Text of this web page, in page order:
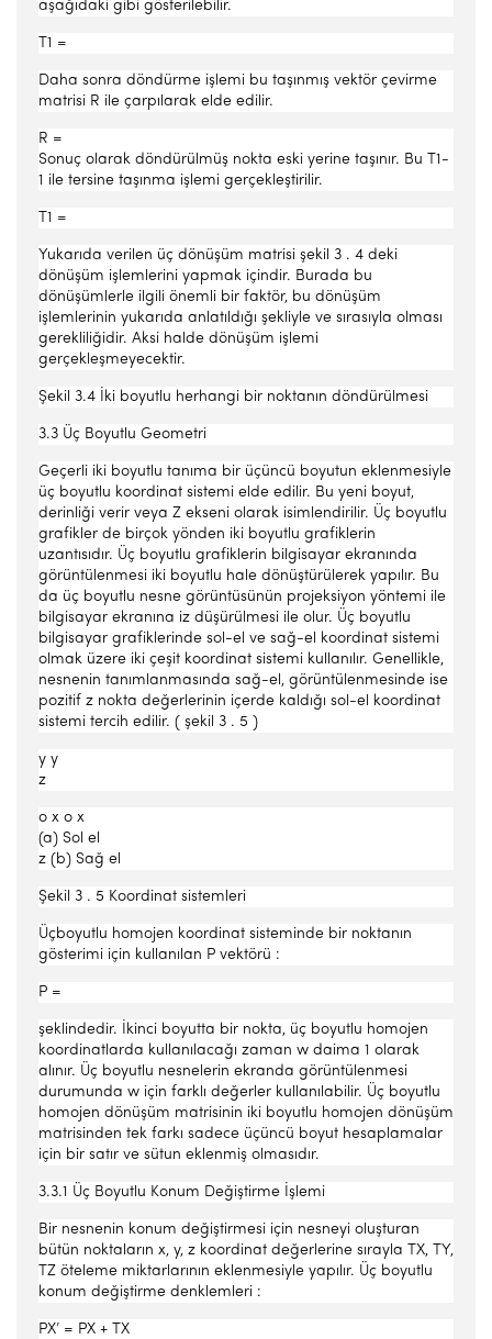
aşağıdaki gibi gösterilebilir.
T1 =
Daha sonra döndürme işlemi bu taşınmış vektör çevirme
matrisi R ile çarpılarak elde edilir.
R =
Sonuç olarak döndürülmüş nokta eski yerine taşınır. Bu T1-
1 ile tersine taşınma işlemi gerçekleştirilir.
T1 =
Yukarıda verilen üç dönüşüm matrisi şekil 3 . 4 deki
dönüşüm işlemlerini yapmak içindir. Burada bu
dönüşümlerle ilgili önemli bir faktör, bu dönüşüm
işlemlerinin yukarıda anlatıldığı şekliyle ve sırasıyla olması
gerekliliğidir. Aksi halde dönüşüm işlemi
gerçekleşmeyecektir.
Şekil 3.4 İki boyutlu herhangi bir noktanın döndürülmesi
3.3 Üç Boyutlu Geometri
Geçerli iki boyutlu tanıma bir üçüncü boyutun eklenmesiyle
üç boyutlu koordinat sistemi elde edilir. Bu yeni boyut,
derinliği verir veya Z ekseni olarak isimlendirilir. Üç boyutlu
grafikler de birçok yönden iki boyutlu grafiklerin
uzantısıdır. Üç boyutlu grafiklerin bilgisayar ekranında
görüntülenmesi iki boyutlu hale dönüştürülerek yapılır. Bu
da üç boyutlu nesne görüntüsünün projeksiyon yöntemi ile
bilgisayar ekranına iz düşürülmesi ile olur. Üç boyutlu
bilgisayar grafiklerinde sol-el ve sağ-el koordinat sistemi
olmak üzere iki çeşit koordinat sistemi kullanılır. Genellikle,
nesnenin tanımlanmasında sağ-el, görüntülenmesinde ise
pozitif z nokta değerlerinin içerde kaldığı sol-el koordinat
sistemi tercih edilir. ( şekil 3 . 5 )
y y
z
o x o x
(a) Sol el
z (b) Sağ el
Şekil 3 . 5 Koordinat sistemleri
Üçboyutlu homojen koordinat sisteminde bir noktanın
gösterimi için kullanılan P vektörü :
P =
şeklindedir. İkinci boyutta bir nokta, üç boyutlu homojen
koordinatlarda kullanılacağı zaman w daima 1 olarak
alınır. Üç boyutlu nesnelerin ekranda görüntülenmesi
durumunda w için farklı değerler kullanılabilir. Üç boyutlu
homojen dönüşüm matrisinin iki boyutlu homojen dönüşüm
matrisinden tek farkı sadece üçüncü boyut hesaplamalar
için bir satır ve sütun eklenmiş olmasıdır.
3.3.1 Üç Boyutlu Konum Değiştirme İşlemi
Bir nesnenin konum değiştirmesi için nesneyi oluşturan
bütün noktaların x, y, z koordinat değerlerine sırayla TX, TY,
TZ öteleme miktarlarının eklenmesiyle yapılır. Üç boyutlu
konum değiştirme denklemleri :
PX’ = PX + TX